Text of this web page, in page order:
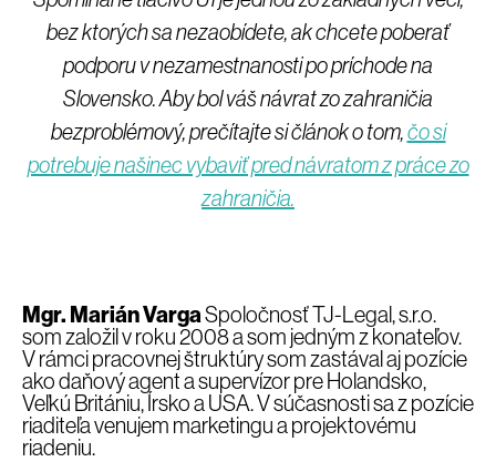
bez ktorých sa nezaobídete, ak chcete poberať
podporu v nezamestnanosti po príchode na
Slovensko. Aby bol váš návrat zo zahraničia
bezproblémový, prečítajte si článok o tom,čo si
potrebuje našinec vybaviť pred návratom z práce zo
zahraničia.
Mgr. Marián VargaSpoločnosť TJ-Legal, s.r.o.
som založil v roku 2008 a som jedným z konateľov.
V rámci pracovnej štruktúry som zastával aj pozície
ako daňový agent a supervízor pre Holandsko,
Veľkú Britániu, Írsko a USA. V súčasnosti sa z pozície
riaditeľa venujem marketingu a projektovému
riadeniu.